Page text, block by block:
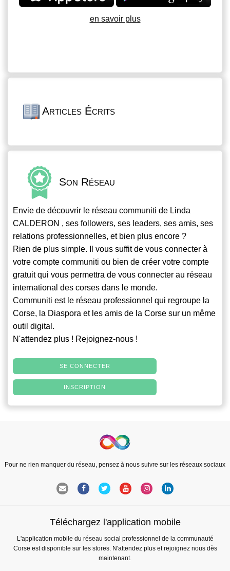
en savoir plus
Articles Écrits
Son Réseau
Envie de découvrir le réseau communiti de Linda
CALDERON , ses followers, ses leaders, ses amis, ses
relations professionnelles, et bien plus encore ?
Rien de plus simple. Il vous suffit de vous connecter à
votre compte communiti ou bien de créer votre compte
gratuit qui vous permettra de vous connecter au réseau
international des corses dans le monde.
Communiti est le réseau professionnel qui regroupe la
Corse, la Diaspora et les amis de la Corse sur un même
outil digital.
N'attendez plus ! Rejoignez-nous !
SE CONNECTER
INSCRIPTION
Pour ne rien manquer du réseau, pensez à nous suivre sur les réseaux sociaux
Téléchargez l'application mobile
L'application mobile du réseau social professionnel de la communauté
Corse est disponible sur les stores. N'attendez plus et rejoignez nous dès
maintenant.